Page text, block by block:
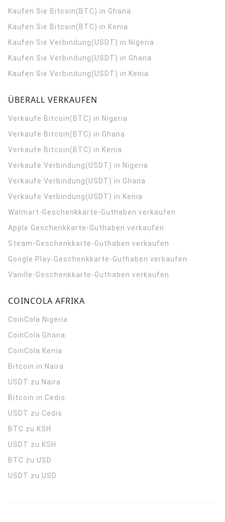
Kaufen Sie Bitcoin(BTC) in Ghana
Kaufen Sie Bitcoin(BTC) in Kenia
Kaufen Sie Verbindung(USDT) in Nigeria
Kaufen Sie Verbindung(USDT) in Ghana
Kaufen Sie Verbindung(USDT) in Kenia
ÜBERALL VERKAUFEN
Verkaufe Bitcoin(BTC) in Nigeria
Verkaufe Bitcoin(BTC) in Ghana
Verkaufe Bitcoin(BTC) in Kenia
Verkaufe Verbindung(USDT) in Nigeria
Verkaufe Verbindung(USDT) in Ghana
Verkaufe Verbindung(USDT) in Kenia
Walmart-Geschenkkarte-Guthaben verkaufen
Apple Geschenkkarte-Guthaben verkaufen
Steam-Geschenkkarte-Guthaben verkaufen
Google Play-Geschenkkarte-Guthaben verkaufen
Vanille-Geschenkkarte-Guthaben verkaufen
COINCOLA AFRIKA
CoinCola Nigeria
CoinCola Ghana
CoinCola Kenia
Bitcoin in Naira
USDT zu Naira
Bitcoin in Cedis
USDT zu Cedis
BTC zu KSH
USDT zu KSH
BTC zu USD
USDT zu USD